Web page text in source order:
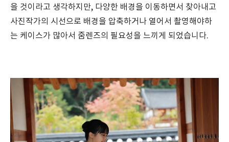
을 것이라고 생각하지만, 다양한 배경을 이동하면서 찾아내고
사진작가의 시선으로 배경을 압축하거나 열어서 촬영해야하
는 케이스가 많아서 줌렌즈의 필요성을 느끼게 되었습니다.